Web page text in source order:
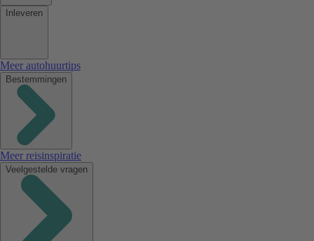
Inleveren
Meer autohuurtips
Bestemmingen
Meer reisinspiratie
Veelgestelde vragen